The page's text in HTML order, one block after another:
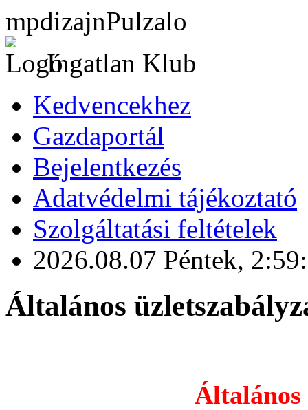
mpdizajnPulzalo
Ingatlan Klub
Kedvencekhez
Gazdaportál
Bejelentkezés
Adatvédelmi tájékoztató
Szolgáltatási feltételek
2026.08.07 Péntek,
Általános
Általános